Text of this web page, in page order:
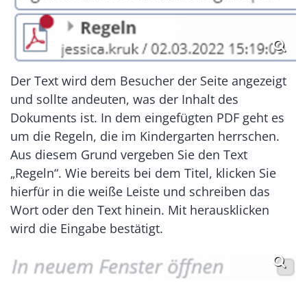
Der Text wird dem Besucher der Seite angezeigt
und sollte andeuten, was der Inhalt des
Dokuments ist. In dem eingefügten PDF geht es
um die Regeln, die im Kindergarten herrschen.
Aus diesem Grund vergeben Sie den Text
„Regeln“. Wie bereits bei dem Titel, klicken Sie
hierfür in die weiße Leiste und schreiben das
Wort oder den Text hinein. Mit herausklicken
wird die Eingabe bestätigt.